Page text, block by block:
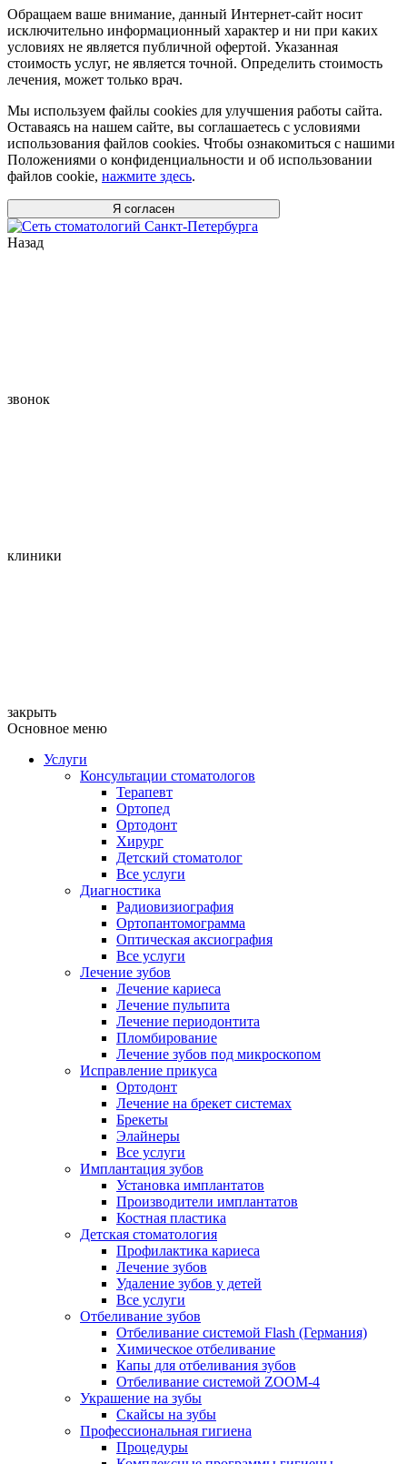
Обращаем ваше внимание, данный Интернет-сайт носит
исключительно информационный характер и ни при каких
условиях не является публичной офертой. Указанная
стоимость услуг, не является точной. Определить стоимость
лечения, может только врач.
Мы используем файлы cookies для улучшения работы сайта.
Оставаясь на нашем сайте, вы соглашаетесь с условиями
использования файлов cookies. Чтобы ознакомиться с нашими
Положениями о конфиденциальности и об использовании
файлов cookie, нажмите здесь.
Я согласен
Назад
звонок
клиники
закрыть
Основное меню
Услуги
Консультации стоматологов
Терапевт
Ортопед
Ортодонт
Хирург
Детский стоматолог
Все услуги
Диагностика
Радиовизиография
Ортопантомограмма
Оптическая аксиография
Все услуги
Лечение зубов
Лечение кариеса
Лечение пульпита
Лечение периодонтита
Пломбирование
Лечение зубов под микроскопом
Исправление прикуса
Ортодонт
Лечение на брекет системах
Брекеты
Элайнеры
Все услуги
Имплантация зубов
Установка имплантатов
Производители имплантатов
Костная пластика
Детская стоматология
Профилактика кариеса
Лечение зубов
Удаление зубов у детей
Все услуги
Отбеливание зубов
Отбеливание системой Flash (Германия)
Химическое отбеливание
Капы для отбеливания зубов
Отбеливание системой ZOOM-4
Украшение на зубы
Скайсы на зубы
Профессиональная гигиена
Процедуры